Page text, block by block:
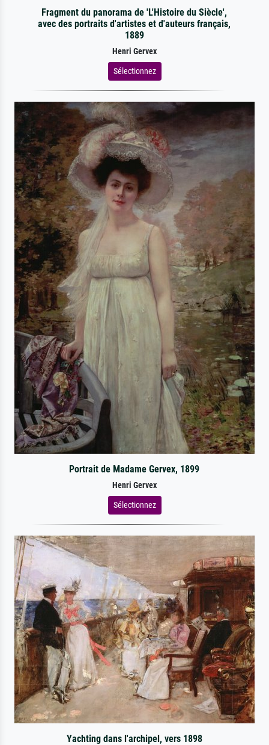
Fragment du panorama de 'L'Histoire du Siècle',
avec des portraits d'artistes et d'auteurs français,
1889
Henri Gervex
Sélectionnez
Portrait de Madame Gervex, 1899
Henri Gervex
Sélectionnez
Yachting dans l'archipel, vers 1898